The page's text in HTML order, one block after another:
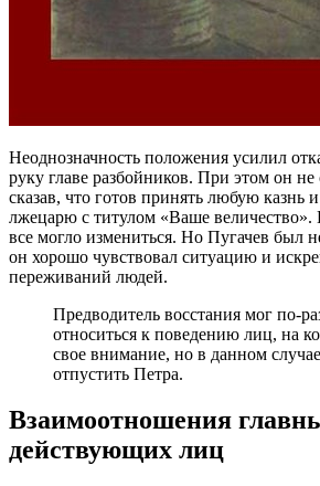
Неоднозначность положения усилил
руку главе разбойников. При этом он не
сказав, что готов принять любую казнь
лжецарю с титулом «Ваше величество».
все могло измениться. Но Пугачев был
он хорошо чувствовал ситуацию и
переживаний людей.
Предводитель восстания мог по-
относиться к поведению лиц, на
свое внимание, но в данном
отпустить Петра.
Взаимоотношения
действующих лиц